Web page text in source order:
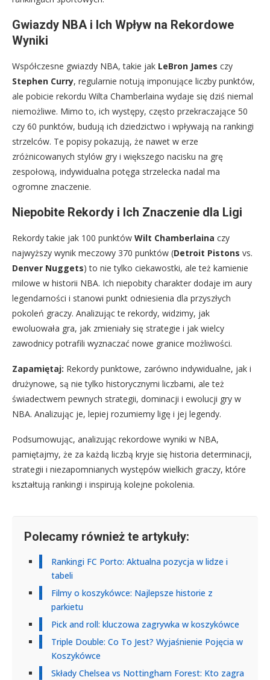
Gwiazdy NBA i Ich Wpływ na Rekordowe
Wyniki
Współczesne gwiazdy NBA, takie jak LeBron James czy
Stephen Curry, regularnie notują imponujące liczby punktów,
ale pobicie rekordu Wilta Chamberlaina wydaje się dziś niemal
niemożliwe. Mimo to, ich występy, często przekraczające 50
czy 60 punktów, budują ich dziedzictwo i wpływają na rankingi
strzelców. Te popisy pokazują, że nawet w erze
zróżnicowanych stylów gry i większego nacisku na grę
zespołową, indywidualna potęga strzelecka nadal ma
ogromne znaczenie.
Niepobite Rekordy i Ich Znaczenie dla Ligi
Rekordy takie jak 100 punktów Wilt Chamberlaina czy
najwyższy wynik meczowy 370 punktów (Detroit Pistons vs.
Denver Nuggets) to nie tylko ciekawostki, ale też kamienie
milowe w historii NBA. Ich niepobity charakter dodaje im aury
legendarności i stanowi punkt odniesienia dla przyszłych
pokoleń graczy. Analizując te rekordy, widzimy, jak
ewoluowała gra, jak zmieniały się strategie i jak wielcy
zawodnicy potrafili wyznaczać nowe granice możliwości.
Zapamiętaj: Rekordy punktowe, zarówno indywidualne, jak i
drużynowe, są nie tylko historycznymi liczbami, ale też
świadectwem pewnych strategii, dominacji i ewolucji gry w
NBA. Analizując je, lepiej rozumiemy ligę i jej legendy.
Podsumowując, analizując rekordowe wyniki w NBA,
pamiętajmy, że za każdą liczbą kryje się historia determinacji,
strategii i niezapomnianych występów wielkich graczy, które
kształtują rankingi i inspirują kolejne pokolenia.
Polecamy również te artykuły:
Rankingi FC Porto: Aktualna pozycja w lidze i
tabeli
Filmy o koszykówce: Najlepsze historie z
parkietu
Pick and roll: kluczowa zagrywka w koszykówce
Triple Double: Co To Jest? Wyjaśnienie Pojęcia w
Koszykówce
Składy Chelsea vs Nottingham Forest: Kto zagra